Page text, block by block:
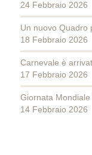
24 Febbraio 2026
Un nuovo Quadro
18 Febbraio 2026
Carnevale è
17 Febbraio 2026
Giornata
14 Febbraio 2026